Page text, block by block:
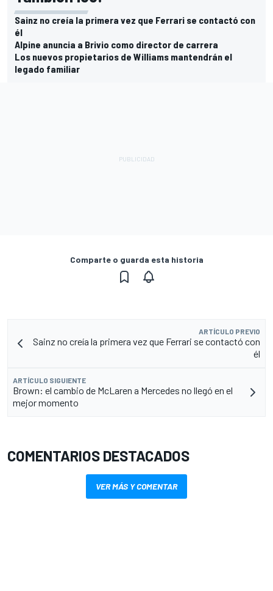
Sainz no creía la primera vez que Ferrari se contactó con
él
Alpine anuncia a Brivio como director de carrera
Los nuevos propietarios de Williams mantendrán el
legado familiar
Comparte o guarda esta historia
ARTÍCULO PREVIO
Sainz no creía la primera vez que Ferrari se contactó con
él
ARTÍCULO SIGUIENTE
Brown: el cambio de McLaren a Mercedes no llegó en el
mejor momento
COMENTARIOS DESTACADOS
VER MÁS Y COMENTAR